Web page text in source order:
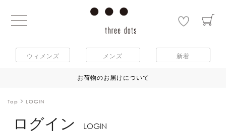
ウィメンズ メンズ 新着
お荷物のお届けについて
Top LOGIN
ログイン LOGIN